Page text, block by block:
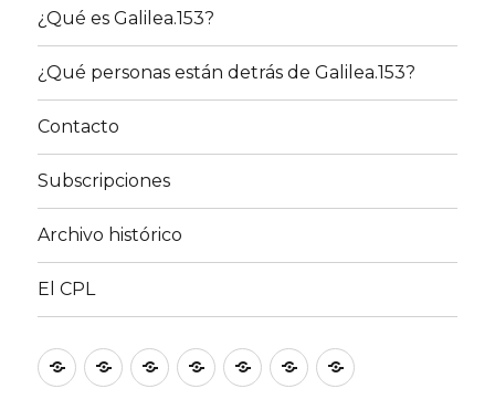
¿Qué es Galilea.153?
¿Qué personas están detrás de Galilea.153?
Contacto
Subscripciones
Archivo histórico
El CPL
Inicio¿Qué ¿Qué
personas
ContactoSubscripciones
Archivo
histórico
El